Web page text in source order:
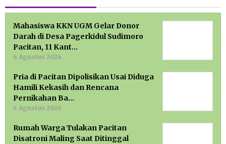
Mahasiswa KKN UGM Gelar Donor
Darah di Desa Pagerkidul Sudimoro
Pacitan, 11 Kant…
6 Agustus 2026
Pria di Pacitan Dipolisikan Usai Diduga
Hamili Kekasih dan Rencana
Pernikahan Ba…
4 Agustus 2026
Rumah Warga Tulakan Pacitan
Disatroni Maling Saat Ditinggal